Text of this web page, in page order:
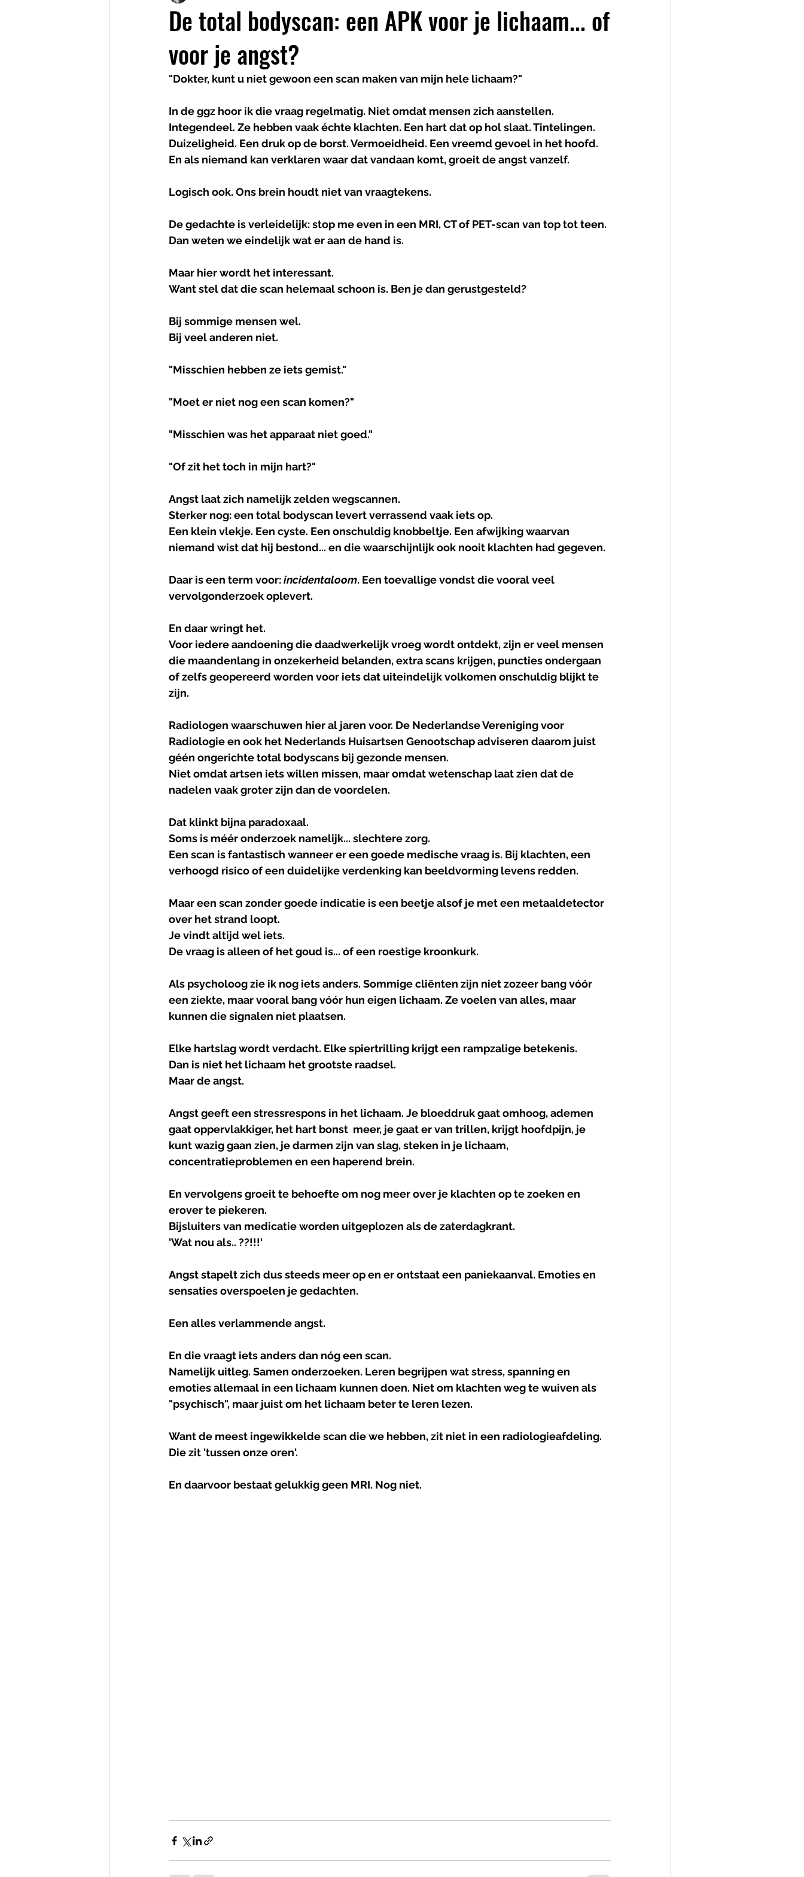
De total bodyscan: een APK voor je lichaam... of
voor je angst?
"Dokter, kunt u niet gewoon een scan maken van mijn hele lichaam?"
In de ggz hoor ik die vraag regelmatig. Niet omdat mensen zich aanstellen.
Integendeel. Ze hebben vaak échte klachten. Een hart dat op hol slaat. Tintelingen.
Duizeligheid. Een druk op de borst. Vermoeidheid. Een vreemd gevoel in het hoofd.
En als niemand kan verklaren waar dat vandaan komt, groeit de angst vanzelf.
Logisch ook. Ons brein houdt niet van vraagtekens.
De gedachte is verleidelijk: stop me even in een MRI, CT of PET-scan van top tot teen.
Dan weten we eindelijk wat er aan de hand is.
Maar hier wordt het interessant.
Want stel dat die scan helemaal schoon is. Ben je dan gerustgesteld?
Bij sommige mensen wel.
Bij veel anderen niet.
"Misschien hebben ze iets gemist."
"Moet er niet nog een scan komen?"
"Misschien was het apparaat niet goed."
"Of zit het toch in mijn hart?"
Angst laat zich namelijk zelden wegscannen.
Sterker nog: een total bodyscan levert verrassend vaak iets op.
Een klein vlekje. Een cyste. Een onschuldig knobbeltje. Een afwijking waarvan
niemand wist dat hij bestond... en die waarschijnlijk ook nooit klachten had gegeven.
Daar is een term voor: incidentaloom. Een toevallige vondst die vooral veel
vervolgonderzoek oplevert.
En daar wringt het.
Voor iedere aandoening die daadwerkelijk vroeg wordt ontdekt, zijn er veel mensen
die maandenlang in onzekerheid belanden, extra scans krijgen, puncties ondergaan
of zelfs geopereerd worden voor iets dat uiteindelijk volkomen onschuldig blijkt te
zijn.
Radiologen waarschuwen hier al jaren voor. De Nederlandse Vereniging voor
Radiologie en ook het Nederlands Huisartsen Genootschap adviseren daarom juist
géén ongerichte total bodyscans bij gezonde mensen.
Niet omdat artsen iets willen missen, maar omdat wetenschap laat zien dat de
nadelen vaak groter zijn dan de voordelen.
Dat klinkt bijna paradoxaal.
Soms is méér onderzoek namelijk... slechtere zorg.
Een scan is fantastisch wanneer er een goede medische vraag is. Bij klachten, een
verhoogd risico of een duidelijke verdenking kan beeldvorming levens redden.
Maar een scan zonder goede indicatie is een beetje alsof je met een metaaldetector
over het strand loopt.
Je vindt altijd wel iets.
De vraag is alleen of het goud is... of een roestige kroonkurk.
Als psycholoog zie ik nog iets anders. Sommige cliënten zijn niet zozeer bang vóór
een ziekte, maar vooral bang vóór hun eigen lichaam. Ze voelen van alles, maar
kunnen die signalen niet plaatsen.
Elke hartslag wordt verdacht. Elke spiertrilling krijgt een rampzalige betekenis.
Dan is niet het lichaam het grootste raadsel.
Maar de angst.
Angst geeft een stressrespons in het lichaam. Je bloeddruk gaat omhoog, ademen
gaat oppervlakkiger, het hart bonst  meer, je gaat er van trillen, krijgt hoofdpijn, je
kunt wazig gaan zien, je darmen zijn van slag, steken in je lichaam,
concentratieproblemen en een haperend brein.
En vervolgens groeit te behoefte om nog meer over je klachten op te zoeken en
erover te piekeren.
Bijsluiters van medicatie worden uitgeplozen als de zaterdagkrant.
'Wat nou als.. ??!!!'
Angst stapelt zich dus steeds meer op en er ontstaat een paniekaanval. Emoties en
sensaties overspoelen je gedachten.
Een alles verlammende angst.
En die vraagt iets anders dan nóg een scan.
Namelijk uitleg. Samen onderzoeken. Leren begrijpen wat stress, spanning en
emoties allemaal in een lichaam kunnen doen. Niet om klachten weg te wuiven als
"psychisch", maar juist om het lichaam beter te leren lezen.
Want de meest ingewikkelde scan die we hebben, zit niet in een radiologieafdeling.
Die zit 'tussen onze oren'.
En daarvoor bestaat gelukkig geen MRI. Nog niet.